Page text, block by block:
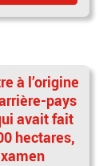
à l’origine
pays
avait fait
hectares,